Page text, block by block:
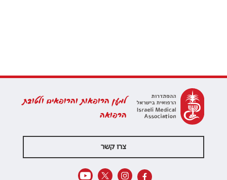
למען הרופאות והרופאים ולטובת
הרפואה
צרו קשר